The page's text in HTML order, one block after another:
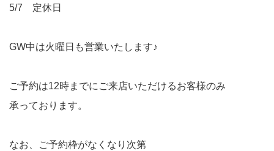
5/7 定休日
GW中は火曜日も営業いたします♪
ご予約は12時までにご来店いただけるお客様のみ
承っております。
なお、ご予約枠がなくなり次第